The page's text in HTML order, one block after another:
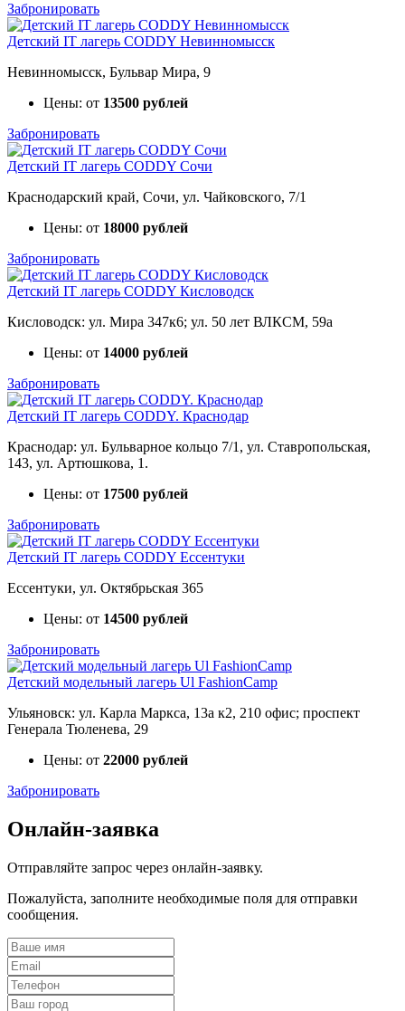
Забронировать
Детский IT лагерь CODDY Невинномысск
Невинномысск, Бульвар Мира, 9
Цены: от 13500 рублей
Забронировать
Детский IT лагерь CODDY Сочи
Краснодарский край, Сочи, ул. Чайковского, 7/1
Цены: от 18000 рублей
Забронировать
Детский IT лагерь CODDY Кисловодск
Кисловодск: ул. Мира 347к6; ул. 50 лет ВЛКСМ, 59а
Цены: от 14000 рублей
Забронировать
Детский IT лагерь CODDY. Краснодар
Краснодар: ул. Бульварное кольцо 7/1, ул. Ставропольская,
143, ул. Артюшкова, 1.
Цены: от 17500 рублей
Забронировать
Детский IT лагерь CODDY Ессентуки
Ессентуки, ул. Октябрьская 365
Цены: от 14500 рублей
Забронировать
Детский модельный лагерь Ul FashionCamp
Ульяновск: ул. Карла Маркса, 13а к2, 210 офис; проспект
Генерала Тюленева, 29
Цены: от 22000 рублей
Забронировать
Онлайн-заявка
Отправляйте запрос через онлайн-заявку.
Пожалуйста, заполните необходимые поля для отправки
сообщения.